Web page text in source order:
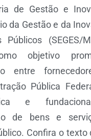
de Gestão e
da Gestão e da
Públicos (SEGES/
objetivo
entre
Pública
e
de bens e
Confira o texto